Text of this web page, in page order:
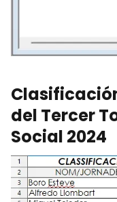
del Tercer
Social 2024